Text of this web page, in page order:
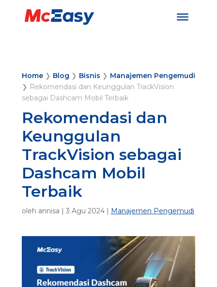
Home❯ Blog ❯ Bisnis ❯ Manajemen Pengemudi
❯ Rekomendasi dan Keunggulan TrackVision
sebagai Dashcam Mobil Terbaik
Rekomendasi dan
Keunggulan
TrackVision sebagai
Dashcam Mobil
Terbaik
oleh annisa | 3 Agu 2024| Manajemen Pengemudi